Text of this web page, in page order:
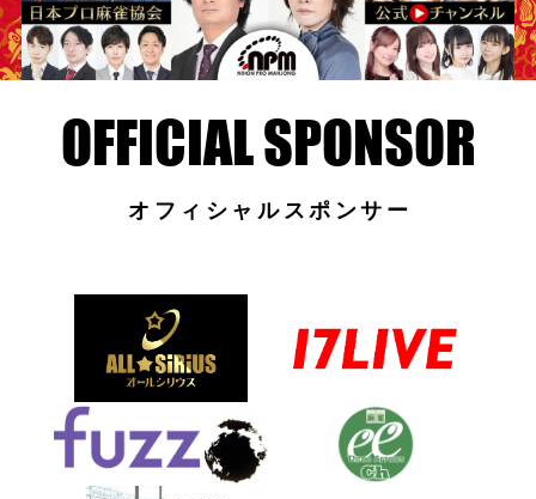
オフィシャルスポンサー